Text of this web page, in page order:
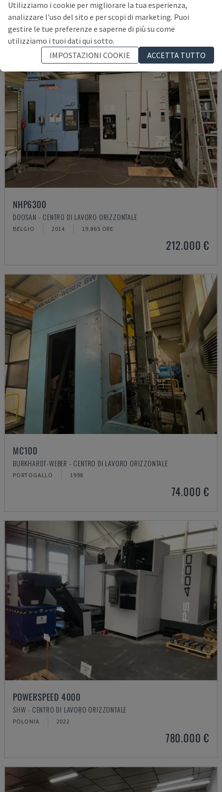
NHP6300
DOOSAN - CENTRO DI LAVORO ORIZZONTALE
BELGIO 2014 19.865 ORE
212.000 €
MC100
BURKHARDT-WEBER - CENTRO DI LAVORO ORIZZONTALE
PORTOGALLO 1998
74.000 €
POWERSPEED 4000
SHW - CENTRO DI LAVORO ORIZZONTALE
POLONIA 2022
780.000 €
Utilizziamo i cookie per migliorare la tua esperienza,
analizzare l'uso del sito e per scopi di marketing. Puoi
gestire le tue preferenze e saperne di più su come
utilizziamo i tuoi dati qui sotto.
IMPOSTAZIONI COOKIE
ACCETTA TUTTO